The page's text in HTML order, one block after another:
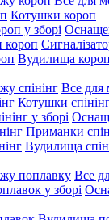
Котушки короп
Вудилища короп
Все для
Котушки
Приманки
Вудилища
Все